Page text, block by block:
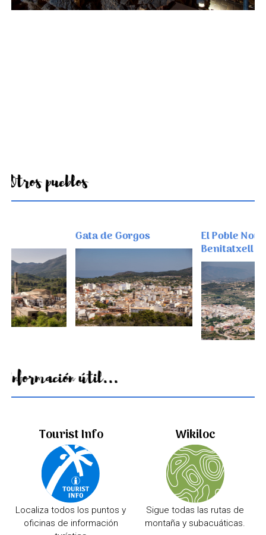
Otros pueblos
Gata de Gorgos El Poble Nou de
Benitatxell
Información útil...
Tourist Info
Localiza todos los puntos y
oficinas de información
Wikiloc
Sigue todas las rutas de
montaña y subacuáticas.